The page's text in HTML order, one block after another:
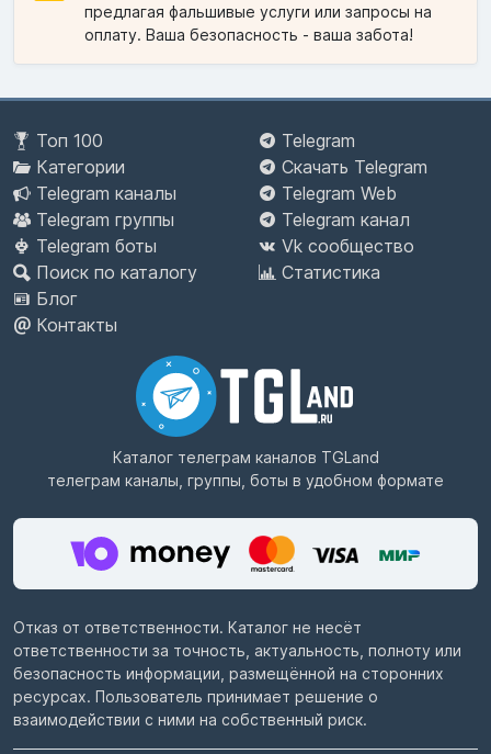
предлагая фальшивые услуги или запросы на
оплату. Ваша безопасность - ваша забота!
Топ 100
Категории
Telegram каналы
Telegram группы
Telegram боты
Поиск по каталогу
Блог
Контакты
Telegram
Скачать Telegram
Telegram Web
Telegram канал
Vk сообщество
Статистика
Каталог телеграм каналов TGLand
телеграм каналы, группы, боты в удобном формате
Отказ от ответственности. Каталог не несёт
ответственности за точность, актуальность, полноту или
безопасность информации, размещённой на сторонних
ресурсах. Пользователь принимает решение о
взаимодействии с ними на собственный риск.